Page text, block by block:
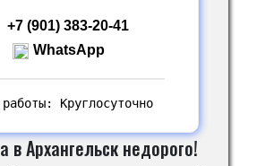
+7 (901) 383-20-41
WhatsApp
Круглосуточно
в Архангельск недорого!